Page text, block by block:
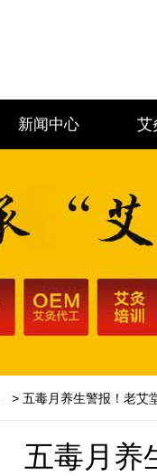
新闻中心 艾
> 五毒月养生警报！老艾
五毒月养